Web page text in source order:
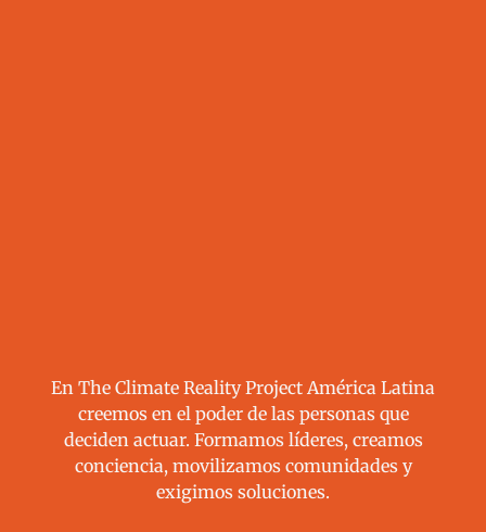
En The Climate Reality Project América Latina
creemos en el poder de las personas que
deciden actuar. Formamos líderes, creamos
conciencia, movilizamos comunidades y
exigimos soluciones.